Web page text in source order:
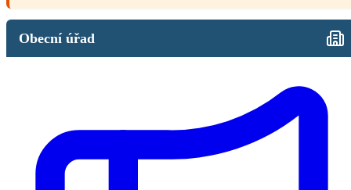
Obecní úřad